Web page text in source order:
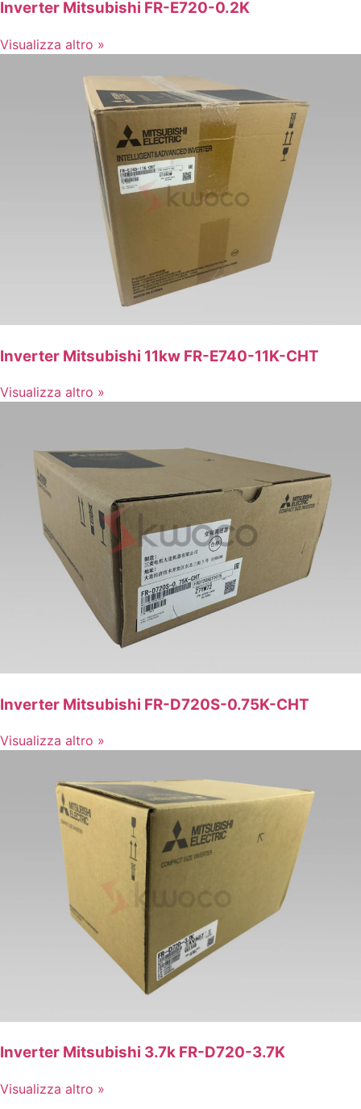
Inverter Mitsubishi FR-E720-0.2K
Visualizza altro »
Inverter Mitsubishi 11kw FR-E740-11K-CHT
Visualizza altro »
Inverter Mitsubishi FR-D720S-0.75K-CHT
Visualizza altro »
Inverter Mitsubishi 3.7k FR-D720-3.7K
Visualizza altro »